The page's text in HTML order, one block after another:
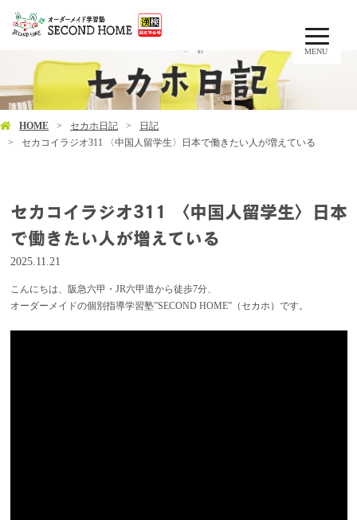
MENU
HOME セカホ日記
日記
セカコイラジオ311 〈中国人留学生〉日本で働きたい人が増えている
セカコイラジオ311 〈中国人留学生〉日本
で働きたい人が増えている
2025.11.21
こんにちは、阪急六甲・JR六甲道から徒歩7分、
オーダーメイドの個別指導学習塾”SECOND HOME”（セカホ）です。